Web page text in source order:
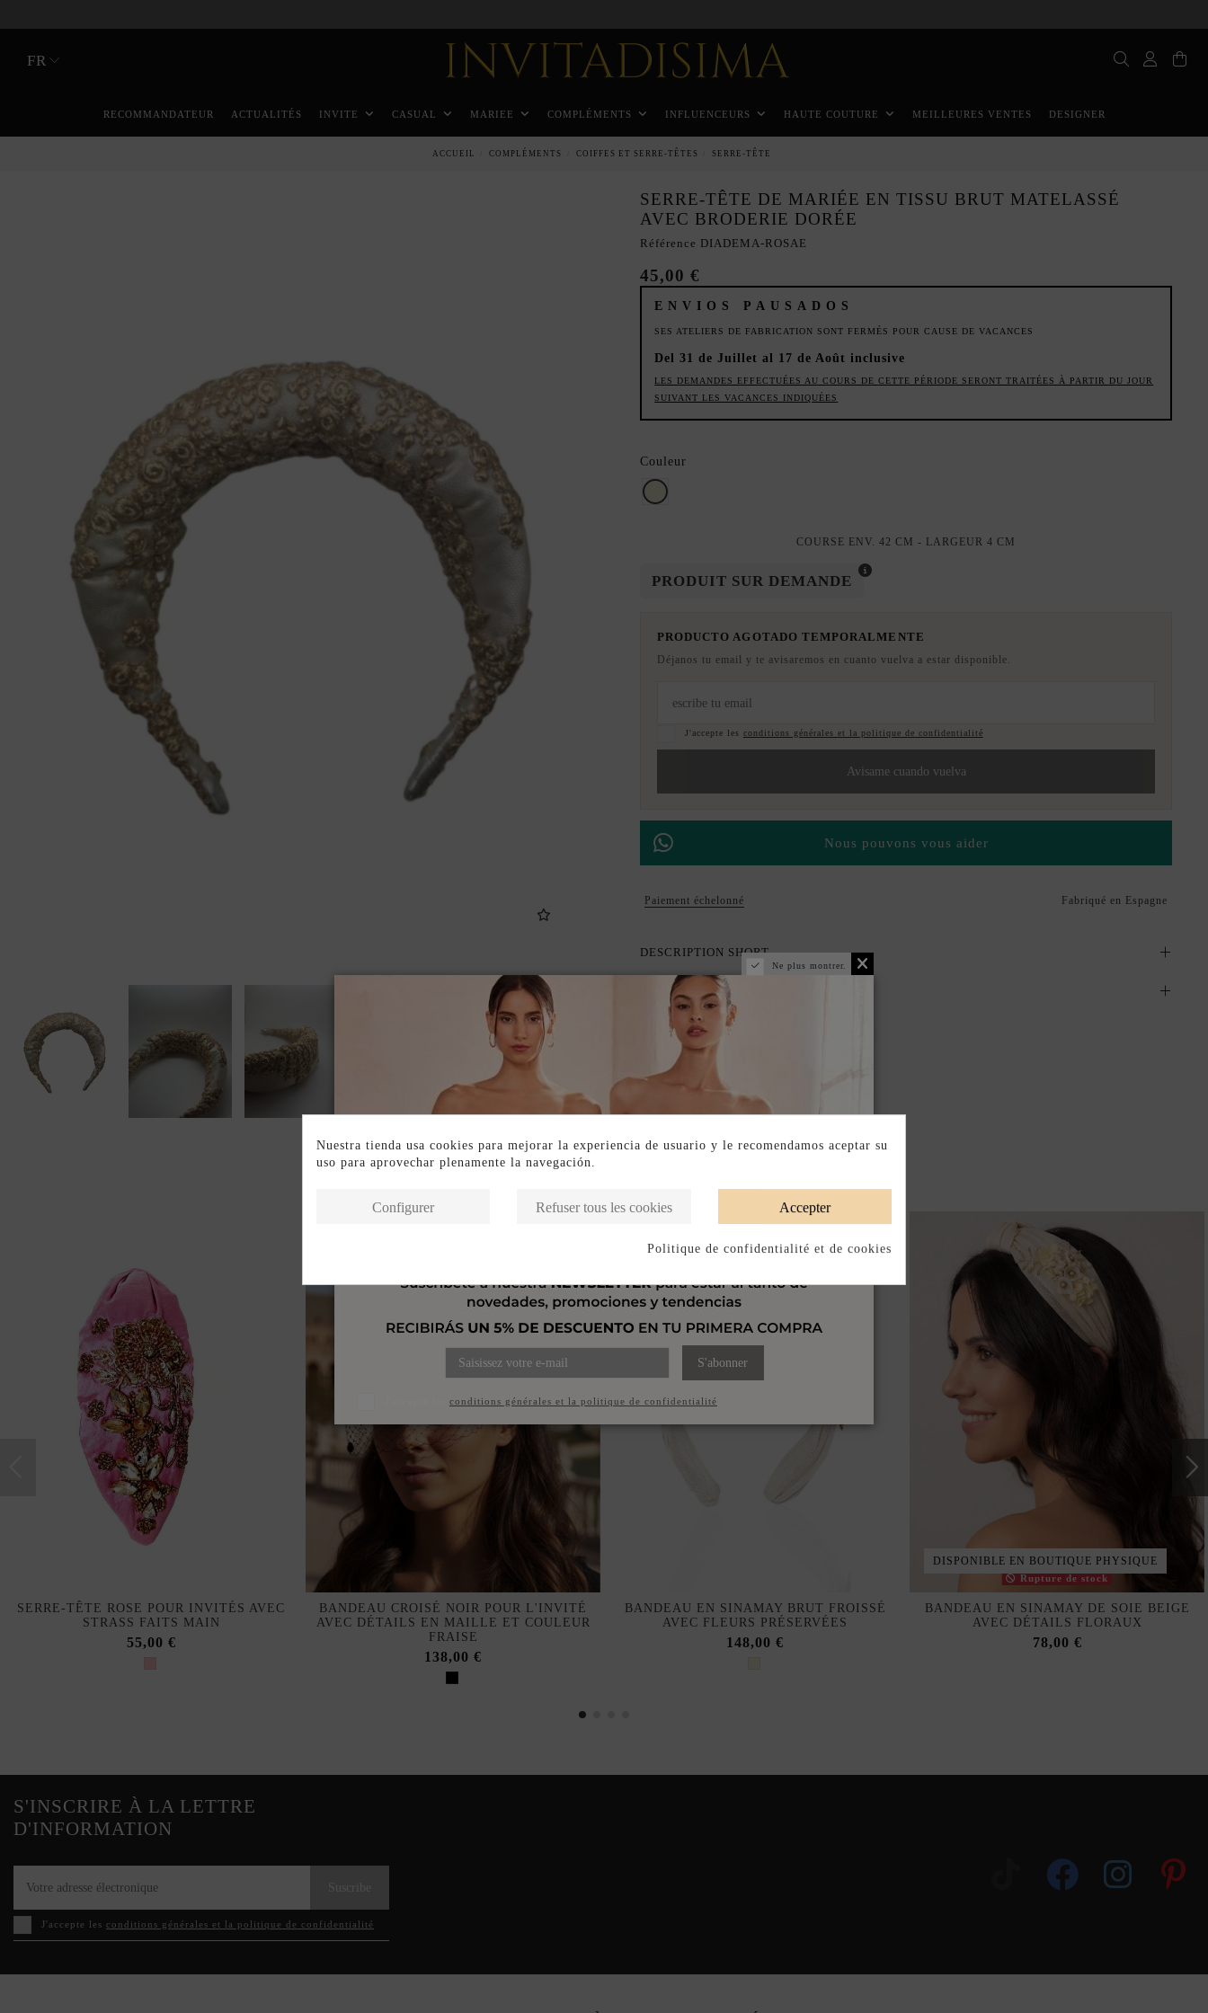
FR
RECOMMANDATEUR ACTUALITÉS INVITE CASUAL MARIEE COMPLÉMENTS INFLUENCEURS HAUTE COUTURE MEILLEURES VENTES DESIGNER
ACCUEIL COMPLÉMENTS COIFFES ET SERRE-TÊTES SERRE-TÊTE
SERRE-TÊTE DE MARIÉE EN TISSU BRUT MATELASSÉ
AVEC BRODERIE DORÉE
Référence DIADEMA-ROSAE
45,00 €
ENVIOS PAUSADOS
SES ATELIERS DE FABRICATION SONT FERMÉS POUR CAUSE DE VACANCES
Del 31 de Juillet al 17 de Août inclusive
LES DEMANDES EFFECTUÉES AU COURS DE CETTE PÉRIODE SERONT TRAITÉES À PARTIR DU JOUR
SUIVANT LES VACANCES INDIQUÉES
Couleur
beige
COURSE ENV. 42 CM - LARGEUR 4 CM
PRODUIT SUR DEMANDE
PRODUCTO AGOTADO TEMPORALMENTE
Déjanos tu email y te avisaremos en cuanto vuelva a estar disponible.
J'accepte les conditions générales et la politique de confidentialité
Avisame cuando vuelva
Nous pouvons vous aider
Paiement échelonné Fabriqué en Espagne
DESCRIPTION SHORT
DESCRIPTION
SERRE-TÊTE ROSE POUR INVITÉS AVEC
STRASS FAITS MAIN
55,00 €
BANDEAU CROISÉ NOIR POUR L'INVITÉ
AVEC DÉTAILS EN MAILLE ET COULEUR
FRAISE
138,00 €
BANDEAU EN SINAMAY BRUT FROISSÉ
AVEC FLEURS PRÉSERVÉES
148,00 €
DISPONIBLE EN BOUTIQUE PHYSIQUE
Rupture de stock
BANDEAU EN SINAMAY DE SOIE BEIGE
AVEC DÉTAILS FLORAUX
78,00 €
S'INSCRIRE À LA LETTRE
D'INFORMATION
J'accepte les conditions générales et la politique de confidentialité
Ne plus montrer.
S'abonner
conditions générales et la politique de confidentialité
Nuestra tienda usa cookies para mejorar la experiencia de usuario y le recomendamos aceptar su
uso para aprovechar plenamente la navegación.
Accepter
Refuser tous les cookies
Configurer
Politique de confidentialité et de cookies